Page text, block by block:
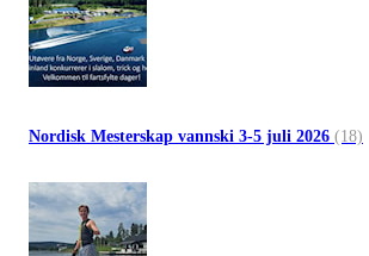
Nordisk Mesterskap vannski 3-5 juli 2026 (18)